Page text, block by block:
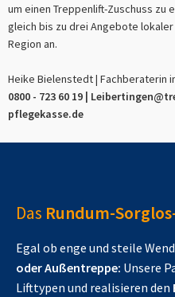
um einen Treppenlift-Zuschuss zu
gleich bis zu drei Angebote lokaler
Region an.
Heike Bielenstedt | Fachberaterin
0800 - 723 60 19 | Leibertingen
pflegekasse.de
Das Rundum-
Egal ob enge und steile
oder Außentreppe: Unsere
Lifttypen und realisieren den